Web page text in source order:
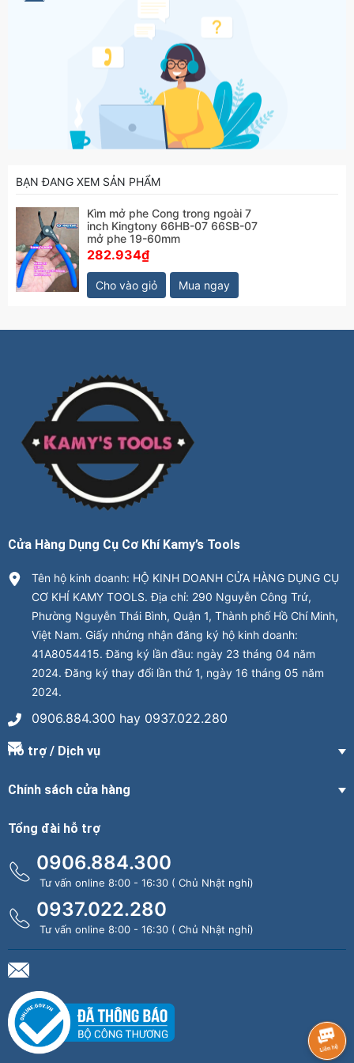
Hãy liên hệ với kamytools để biết thêm thông tinh
chi tiết sản phẩm kìm mở phe Cong trong ngoài 7
inch Kingtony 66HB-07 66SB-07 mở phe 19-
BẠN ĐANG XEM SẢN PHẨM
Kìm mở phe Cong trong ngoài 7
inch Kingtony 66HB-07 66SB-07
mở phe 19-60mm
282.934₫
Cho vào giỏ Mua ngay
Cửa Hàng Dụng Cụ Cơ Khí Kamy’s Tools
Tên hộ kinh doanh: HỘ KINH DOANH CỬA HÀNG DỤNG CỤ
CƠ KHÍ KAMY TOOLS. Địa chỉ: 290 Nguyễn Công Trứ,
Phường Nguyễn Thái Bình, Quận 1, Thành phố Hồ Chí Minh,
Việt Nam. Giấy nhứng nhận đăng ký hộ kinh doanh:
41A8054415. Đăng ký lần đầu: ngày 23 tháng 04 năm
2024. Đăng ký thay đổi lần thứ 1, ngày 16 tháng 05 năm
2024.
0906.884.300 hay 0937.022.280
Hỗ trợ / Dịch vụ
Chính sách cửa hàng
Tổng đài hỗ trợ
0906.884.300
Tư vấn online 8:00 - 16:30 ( Chủ Nhật nghỉ)
0937.022.280
Tư vấn online 8:00 - 16:30 ( Chủ Nhật nghỉ)